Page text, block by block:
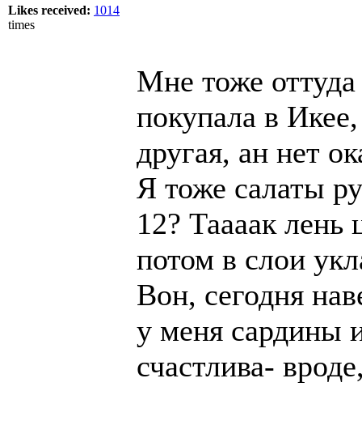
Likes received: 1014
times
Мне тоже
покупала в
другая, ан нет
Я тоже салаты
12? Таааак
потом в слои
Вон, сегодня
у меня сардины
счастлива-